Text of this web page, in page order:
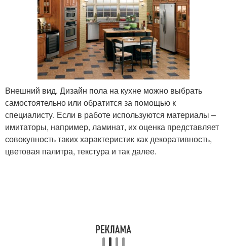
Внешний вид. Дизайн пола на кухне можно выбрать
самостоятельно или обратится за помощью к
специалисту. Если в работе используются материалы –
имитаторы, например, ламинат, их оценка представляет
совокупность таких характеристик как декоративность,
цветовая палитра, текстура и так далее.